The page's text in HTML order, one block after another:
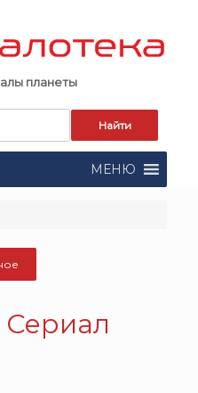
планеты
МЕНЮ
Сериал